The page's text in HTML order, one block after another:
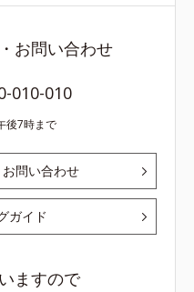
お問い合わせ
010-010
後7時まで
問い合わせ
ガイド
ますので